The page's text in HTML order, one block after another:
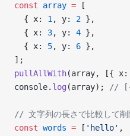
const array = [
  { x:
1 , y: 2 },
  { x:
3, y: 4 },
  { x:
5, y: 6 },
];
pullAllWith(array, [{ x:
console. log (array); //
// 文字列の長さで比較して削
const words = [ 'hello' ,